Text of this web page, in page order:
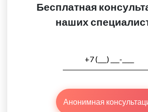
Бесплатная
наших
Анонимная